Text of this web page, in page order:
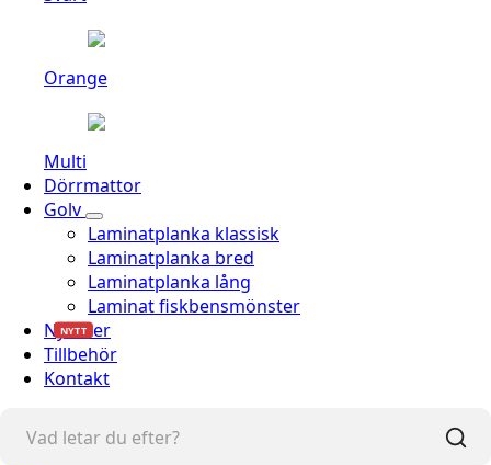
Orange
Multi
Dörrmattor
Golv
Laminatplanka klassisk
Laminatplanka bred
Laminatplanka lång
Laminat fiskbensmönster
Nyheter
NYTT
Tillbehör
Kontakt